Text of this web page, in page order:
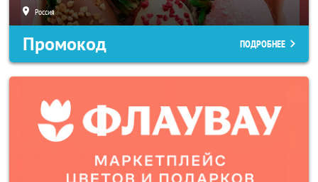
Россия
Промокод ПОДРОБНЕЕ